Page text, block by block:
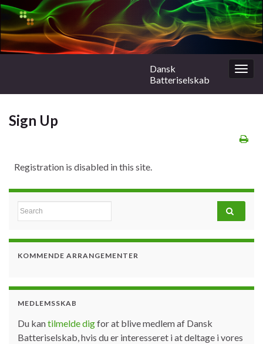
Dansk
Batteriselskab
Sign Up
Registration is disabled in this site.
Search for:
KOMMENDE ARRANGEMENTER
MEDLEMSSKAB
Du kantilmelde digfor at blive medlem af Dansk
Batteriselskab, hvis du er interesseret i at deltage i vores